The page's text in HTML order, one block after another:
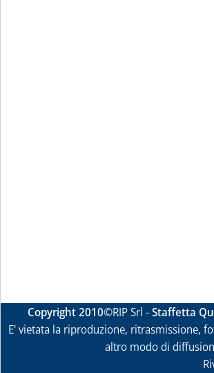
Copyright 2010©RIP Srl -Staffetta
E' vietata la riproduzione, ritrasmissione,
altro modo di